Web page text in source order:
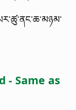
- Same as